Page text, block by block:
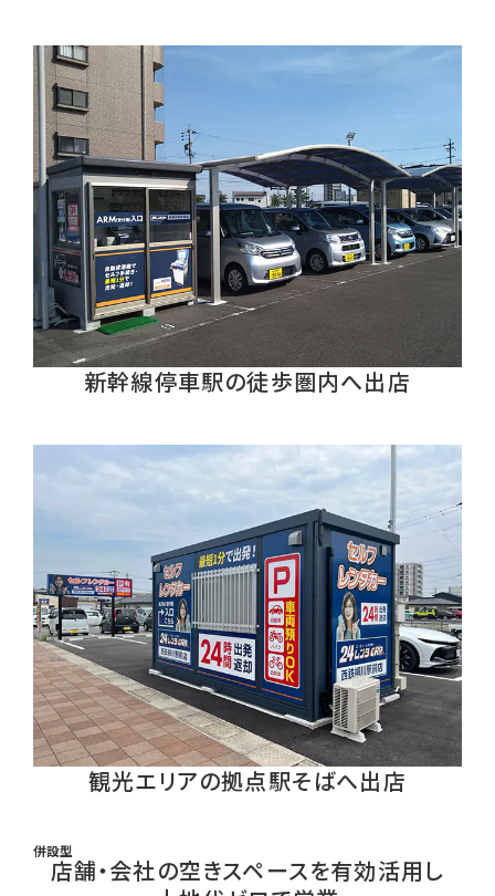
新幹線停車駅の徒歩圏内へ出店
観光エリアの拠点駅そばへ出店
併設型
店舗・会社の空きスペースを有効活用し